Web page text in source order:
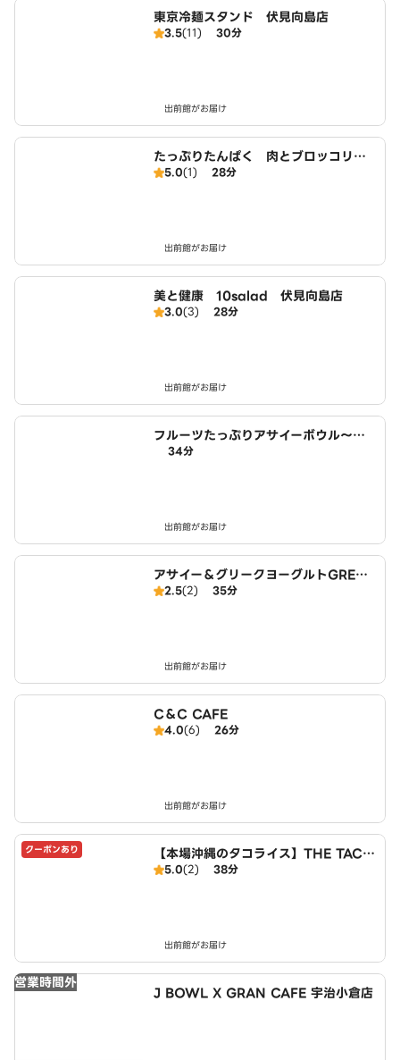
東京冷麺スタンド 伏見向島店
3.5(11) 30分
出前館がお届け
たっぷりたんぱく 肉とブロッコリー
生活 伏見向島店
5.0(1) 28分
出前館がお届け
美と健康 10salad 伏見向島店
3.0(3) 28分
出前館がお届け
フルーツたっぷりアサイーボウル～ワ
イキキ・ボウルズ 宇治小倉店
34分
出前館がお届け
アサイー＆グリークヨーグルトGREEK
SPOON 宇治小倉店
2.5(2) 35分
出前館がお届け
C＆C CAFE
4.0(6) 26分
出前館がお届け
クーポンあり
【本場沖縄のタコライス】THE TACO
RICE HOUSE 伏見区向島東定請店
5.0(2) 38分
出前館がお届け
営業時間外
J BOWL X GRAN CAFE 宇治小倉店